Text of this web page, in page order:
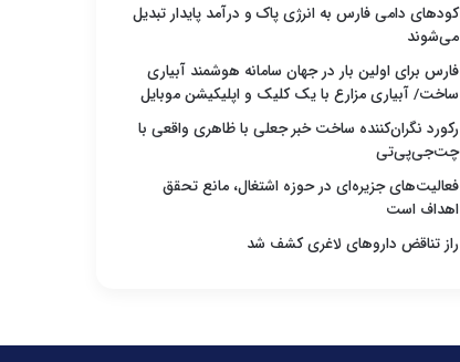
کودهای دامی فارس به انرژی پاک و درآمد پایدار تبدیل
می‌شوند
فارس برای اولین بار در جهان سامانه هوشمند آبیاری
ساخت/ آبیاری مزارع با یک کلیک و اپلیکیشن موبایل
رکورد نگران‌کننده ساخت خبر جعلی با ظاهری واقعی با
چت‌جی‌پی‌تی
فعالیت‌های جزیره‌ای در حوزه اشتغال، مانع تحقق
اهداف است
راز تناقض داروهای لاغری کشف شد